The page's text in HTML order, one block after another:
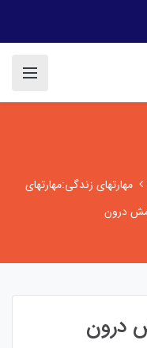
مهارتهای زندگی:مهارتهای
درون
درون